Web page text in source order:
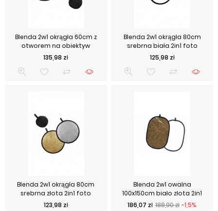
Blenda 2w1 okrągła 60cm z
otworem na obiektyw
Cena
135,98 zł
Blenda 2w1 okrągła 80cm
srebrna biała 2in1 foto
Cena
125,98 zł
Blenda 2w1 okrągła 80cm
srebrna złota 2in1 foto
Cena
123,98 zł
Blenda 2w1 owalna
100x150cm biało złota 2in1
Cena podstawowa
188,90 zł -1,5%
Cena
186,07 zł